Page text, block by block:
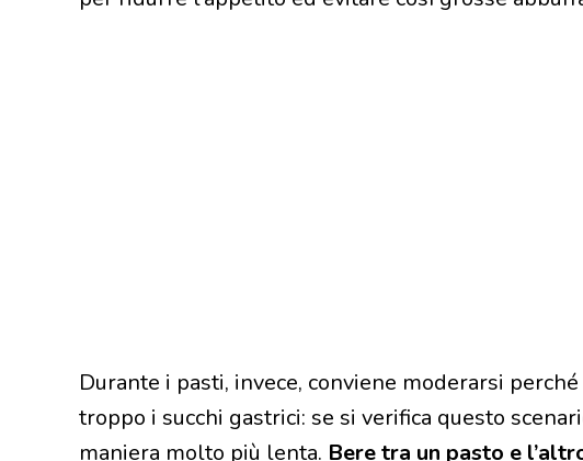
Durante i pasti, invece, conviene moderarsi
troppo i succhi gastrici: se si verifica questo
maniera molto più lenta. Bere tra un pasto e